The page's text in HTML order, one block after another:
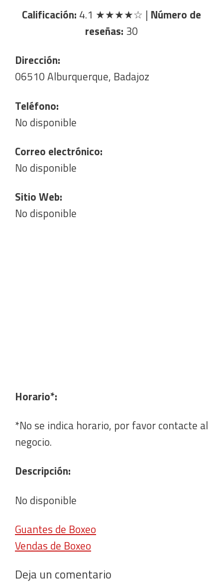
Calificación: 4.1 ★★★★☆ | Número de
reseñas: 30
Dirección:
06510 Alburquerque, Badajoz
Teléfono:
No disponible
Correo electrónico:
No disponible
Sitio Web:
No disponible
Horario*:
*No se indica horario, por favor contacte al
negocio.
Descripción:
No disponible
Guantes de Boxeo
Vendas de Boxeo
Deja un comentario